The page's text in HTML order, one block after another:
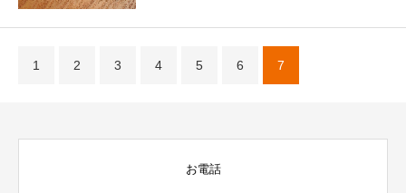
1 2 3 4 5 6 7
お電話